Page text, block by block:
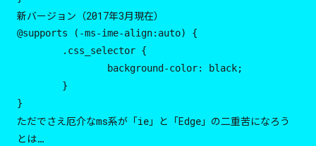
新バージョン（2017年3月現在）
@supports (-ms-ime-align:auto) {
}
ただでさえ厄介なms系が「ie」と「Edge」の二重苦になろう
とは…